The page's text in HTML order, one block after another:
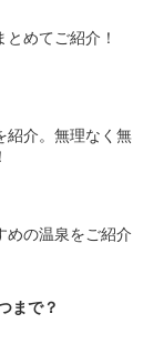
めてご紹介！
紹介。無理なく無
めの温泉をご紹介
まで？